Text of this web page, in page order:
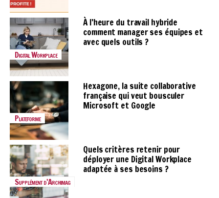
Digital Workplace
À l’heure du travail hybride
comment manager ses équipes et
avec quels outils ?
Plateforme
Hexagone, la suite collaborative
française qui veut bousculer
Microsoft et Google
Supplément d'Archimag
Quels critères retenir pour
déployer une Digital Workplace
adaptée à ses besoins ?